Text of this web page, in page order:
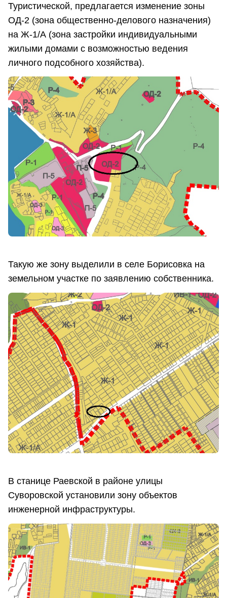
Туристической, предлагается изменение зоны
ОД-2 (зона общественно-делового назначения)
на Ж-1/А (зона застройки индивидуальными
жилыми домами с возможностью ведения
личного подсобного хозяйства).
Такую же зону выделили в селе Борисовка на
земельном участке по заявлению собственника.
В станице Раевской в районе улицы
Суворовской установили зону объектов
инженерной инфраструктуры.